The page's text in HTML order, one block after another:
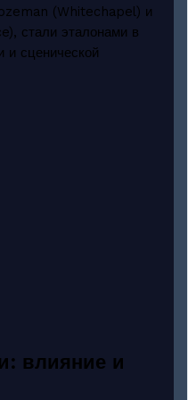
(Whitechapel) и
стали эталонами в
и сценической
влияние и